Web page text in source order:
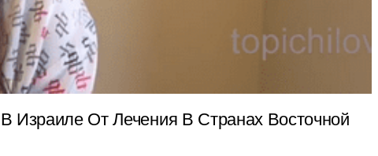
Израиле От Лечения В Странах Восточной